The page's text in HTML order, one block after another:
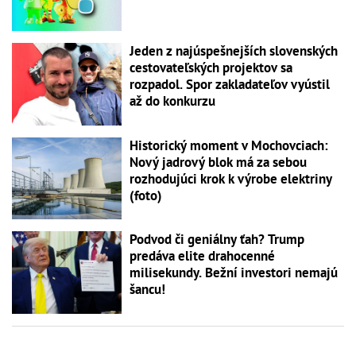
Jeden z najúspešnejších slovenských
cestovateľských projektov sa
rozpadol. Spor zakladateľov vyústil
až do konkurzu
Historický moment v Mochovciach:
Nový jadrový blok má za sebou
rozhodujúci krok k výrobe elektriny
(foto)
Podvod či geniálny ťah? Trump
predáva elite drahocenné
milisekundy. Bežní investori nemajú
šancu!